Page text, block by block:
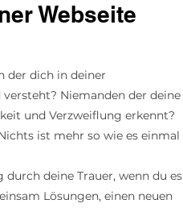
Webseite
der dich in deiner
Niemanden der deine
und Verzweiflung erkennt?
ist mehr so wie es einmal
deine Trauer, wenn du es
Lösungen, einen neuen